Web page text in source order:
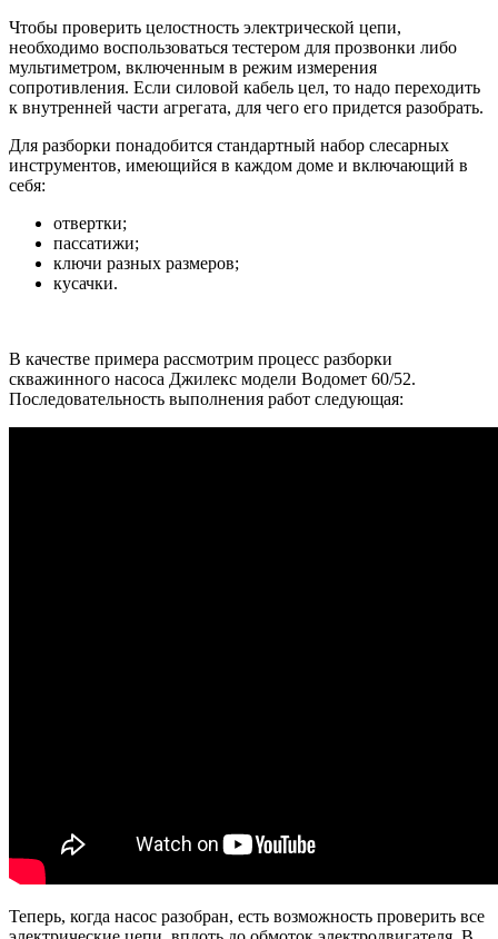
Чтобы проверить целостность электрической цепи,
необходимо воспользоваться тестером для прозвонки либо
мультиметром, включенным в режим измерения
сопротивления. Если силовой кабель цел, то надо переходить
к внутренней части агрегата, для чего его придется разобрать.
Для разборки понадобится стандартный набор слесарных
инструментов, имеющийся в каждом доме и включающий в
себя:
отвертки;
пассатижи;
ключи разных размеров;
кусачки.
В качестве примера рассмотрим процесс разборки
скважинного насоса Джилекс модели Водомет 60/52.
Последовательность выполнения работ следующая:
Теперь, когда насос разобран, есть возможность проверить все